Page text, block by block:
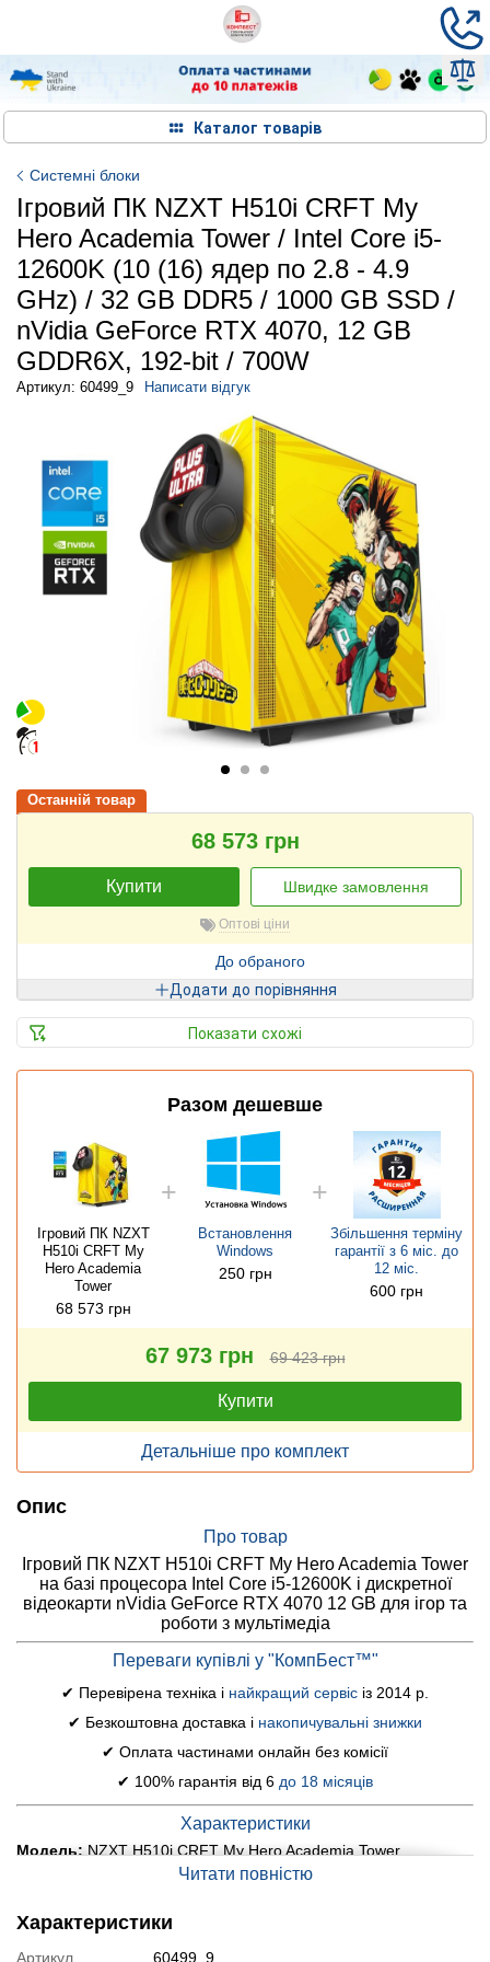
Каталог товарів
Системні блоки
Ігровий ПК NZXT H510i CRFT My
Hero Academia Tower / Intel Core i5-
12600K (10 (16) ядер по 2.8 - 4.9
GHz) / 32 GB DDR5 / 1000 GB SSD /
nVidia GeForce RTX 4070, 12 GB
GDDR6X, 192-bit / 700W
Артикул: 60499_9 Написати відгук
Останній товар
68 573 грн
Купити Швидке замовлення
Оптові ціни
До обраного
Додати до порівняння
Показати схожі
Разом дешевше
Ігровий ПК NZXT
H510i CRFT My
Hero Academia
Tower
68 573 грн
Встановлення
Windows
250 грн
Збільшення терміну
гарантії з 6 міс. до
12 міс.
600 грн
67 973 грн 69 423 грн
Купити
Детальніше про комплект
Опис
Про товар
Ігровий ПК NZXT H510i CRFT My Hero Academia Tower
на базі процесора Intel Core i5-12600K і дискретної
відеокарти nVidia GeForce RTX 4070 12 GB для ігор та
роботи з мультімедіа
Переваги купівлі у "КомпБест™"
✔ Перевірена техніка і найкращий сервіс із 2014 р.
✔ Безкоштовна доставка і накопичувальні знижки
✔ Оплата частинами онлайн без комісії
✔ 100% гарантія від 6 до 18 місяців
Характеристики
Модель: NZXT H510i CRFT My Hero Academia Tower
Asus H610M-K
GHz), 20 MB Smart Cache
Читати повністю
Характеристики
Артикул
60499_9